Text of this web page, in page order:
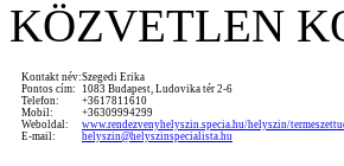
KÖZVETLEN
Kontakt név:Szegedi Erika
Pontos cím:
1083 Budapest, Ludovika tér 2-6
Telefon:
+3617811610
Mobil:
+36309994299
Weboldal:
www.rendezvenyhelyszin.specia.hu/helyszin/
E-mail:
helyszin@helyszinspecialista.hu